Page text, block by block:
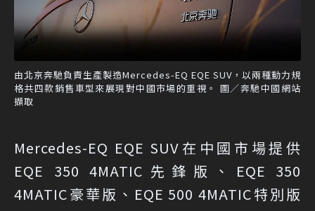
由北京奔馳負責生產製造Mercedes-EQ EQE SUV，以兩種動力規
格共四款銷售車型來展現對中國市場的重視。 圖／奔馳中國網站
擷取
Mercedes-EQ EQE SUV在中國市場提供
EQE 350 4MATIC先鋒版、EQE 350
4MATIC豪華版、EQE 500 4MATIC特別版